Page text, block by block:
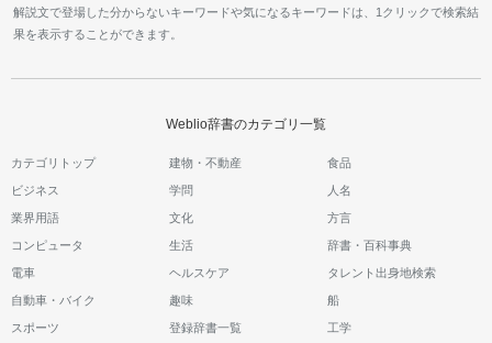
解説文で登場した分からないキーワードや気になるキーワードは、1クリックで検索結
果を表示することができます。
Weblio辞書のカテゴリ一覧
カテゴリトップ 建物・不動産 食品
ビジネス 学問 人名
業界用語 文化 方言
コンピュータ 生活 辞書・百科事典
電車 ヘルスケア タレント出身地検索
自動車・バイク 趣味 船
スポーツ 登録辞書一覧 工学